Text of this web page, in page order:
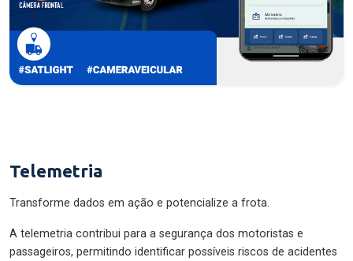
Telemetria
Transforme dados em ação e potencialize a frota.
A telemetria contribui para a segurança dos motoristas e
passageiros, permitindo identificar possíveis riscos de acidentes